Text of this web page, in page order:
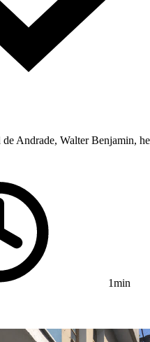
Andrade, ­Walter Benjamin,
1min